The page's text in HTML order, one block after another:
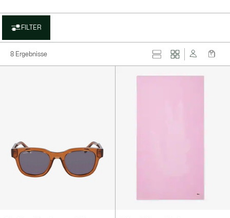
FILTER
8 Ergebnisse